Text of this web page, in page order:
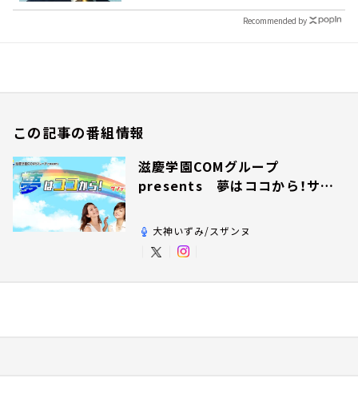
Recommended by
この記事の番組情報
滋慶学園COMグループ
presents 夢はココから！サン
大神いずみ/スザンヌ